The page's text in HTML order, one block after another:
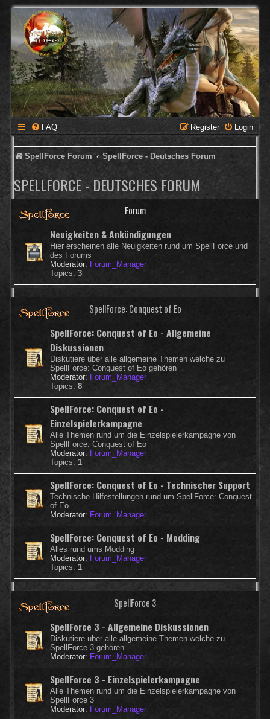
FAQ Login
Register
SpellForce Forum SpellForce - Deutsches Forum
SPELLFORCE - DEUTSCHES FORUM
Forum
Neuigkeiten & Ankündigungen
Hier erscheinen alle Neuigkeiten rund um SpellForce und
des Forums
Moderator: Forum_Manager
Topics: 3
SpellForce: Conquest of Eo
SpellForce: Conquest of Eo - Allgemeine
Diskussionen
Diskutiere über alle allgemeine Themen welche zu
SpellForce: Conquest of Eo gehören
Moderator: Forum_Manager
Topics: 8
SpellForce: Conquest of Eo -
Einzelspielerkampagne
Alle Themen rund um die Einzelspielerkampagne von
SpellForce: Conquest of Eo
Moderator: Forum_Manager
Topics: 1
SpellForce: Conquest of Eo - Technischer Support
Technische Hilfestellungen rund um SpellForce: Conquest
of Eo
Moderator: Forum_Manager
SpellForce: Conquest of Eo - Modding
Alles rund ums Modding
Moderator: Forum_Manager
Topics: 1
SpellForce 3
SpellForce 3 - Allgemeine Diskussionen
Diskutiere über alle allgemeine Themen welche zu
SpellForce 3 gehören
Moderator: Forum_Manager
SpellForce 3 - Einzelspielerkampagne
Alle Themen rund um die Einzelspielerkampagne von
SpellForce 3
Moderator: Forum_Manager